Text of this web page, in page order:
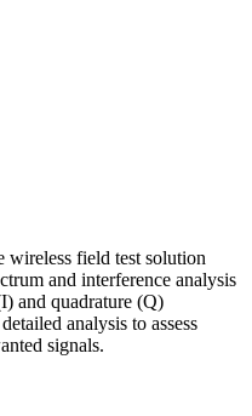
wireless field test solution
and interference analysis
and quadrature (Q)
analysis to assess
signals.